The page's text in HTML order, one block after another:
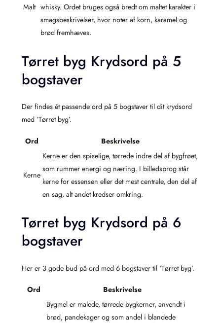
Malt whisky. Ordet bruges også bredt om maltet karakter i
smagsbeskrivelser, hvor noter af korn, karamel og
brød fremhæves.
Tørret byg Krydsord på 5
bogstaver
Der findes ét passende ord på 5 bogstaver til dit krydsord
med ‘Tørret byg’.
Ord Beskrivelse
Kerne
Kerne er den spiselige, tørrede indre del af bygfrøet,
som rummer energi og næring. I billedsprog står
kerne for essensen eller det mest centrale, den del af
en sag, alt andet kredser omkring.
Tørret byg Krydsord på 6
bogstaver
Her er 3 gode bud på ord med 6 bogstaver til ‘Tørret byg’.
Ord Beskrivelse
Bygmel er malede, tørrede bygkerner, anvendt i
brød, pandekager og som andel i blandede